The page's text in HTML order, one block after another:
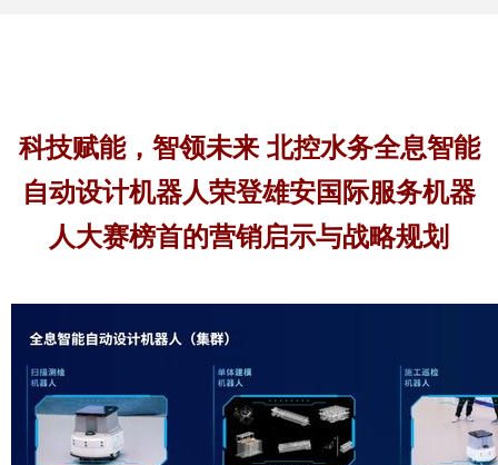
科技赋能，智领未来 北控水务全息智能
自动设计机器人荣登雄安国际服务机器
人大赛榜首的营销启示与战略规划